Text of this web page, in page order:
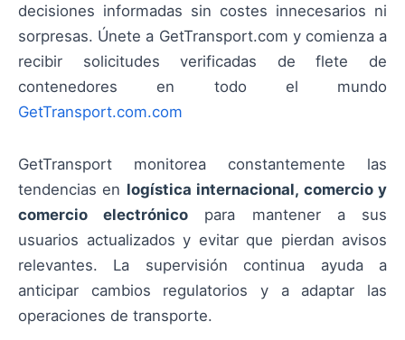
decisiones informadas sin costes innecesarios ni
sorpresas. Únete a GetTransport.com y comienza a
recibir solicitudes verificadas de flete de
contenedores en todo el mundo
GetTransport.com.com
GetTransport monitorea constantemente las
tendencias en logística internacional, comercio y
comercio electrónico para mantener a sus
usuarios actualizados y evitar que pierdan avisos
relevantes. La supervisión continua ayuda a
anticipar cambios regulatorios y a adaptar las
operaciones de transporte.